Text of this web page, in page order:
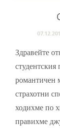
Здравейте
романтичен
страхотни
ходихме по
правихме